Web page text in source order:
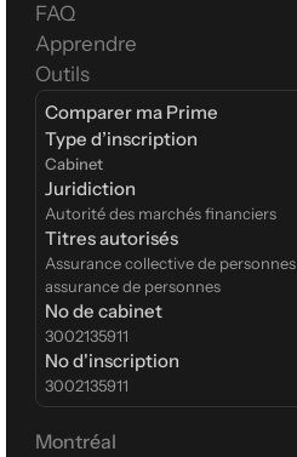
FAQ
Apprendre
Outils
Comparer ma Prime
Type d’inscription
Cabinet
Juridiction
Autorité des marchés financiers
Titres autorisés
Assurance collective de personnes
assurance de personnes
No de cabinet
3002135911
No d'inscription
3002135911
Montréal